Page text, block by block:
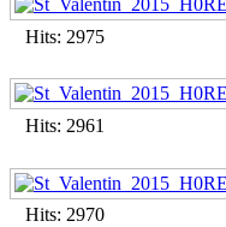
Hits: 2975
Hits: 2961
Hits: 2970